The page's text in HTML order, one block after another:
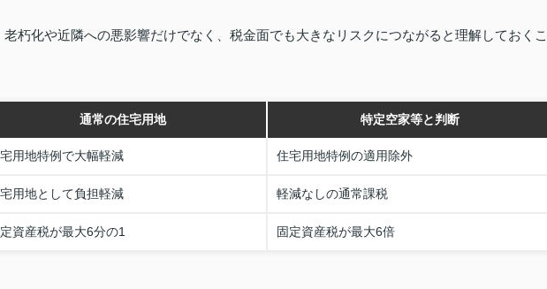
朽化や近隣への悪影響だけでなく、税金面でも大きなリスクにつながると理解しておくこ
通常の住宅用地 特定空家等と判断
用地特例で大幅軽減 住宅用地特例の適用除外
用地として負担軽減 軽減なしの通常課税
資産税が最大6分の1 固定資産税が最大6倍